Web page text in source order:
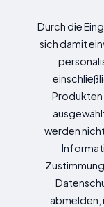
Durch die
sich damit
Produkten
werden
abmelden,